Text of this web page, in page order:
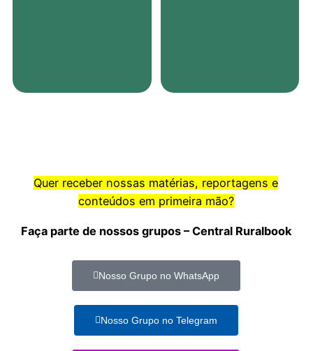
Quer receber nossas matérias, reportagens e
conteúdos em primeira mão?
Faça parte de nossos grupos – Central Ruralbook
Nosso Grupo no WhatsApp
Nosso Grupo no Telegram